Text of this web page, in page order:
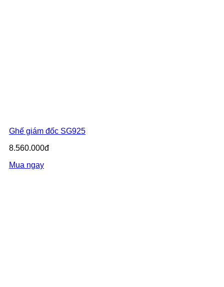
Ghế giám đốc SG925
8.560.000đ
Mua ngay